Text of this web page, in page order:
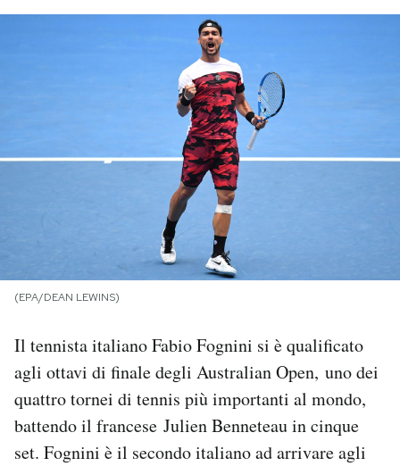
I MIEI PREFERITI
SHOP
CALENDARIO
AREA PERSONALE
(EPA/DEAN LEWINS)
Il tennista italiano Fabio Fognini si è qualificato
agli ottavi di finale degli Australian Open, uno dei
quattro tornei di tennis più importanti al mondo,
battendo il francese Julien Benneteau in cinque
set. Fognini è il secondo italiano ad arrivare agli